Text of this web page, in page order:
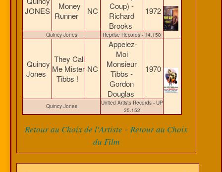
JONES
Money
Runner
NC
Coup) -
Richard
Brooks
1972
Quincy Jones Reprise Records - 14.150
Quincy
Jones
They Call
Me Mister
Tibbs !
NC
Appelez-
Moi
Monsieur
Tibbs -
Gordon
Douglas
1970
Quincy Jones
United Artists Records - UP
35.152
Retour au Choix de l'Artiste - Retour au Choix
du Film